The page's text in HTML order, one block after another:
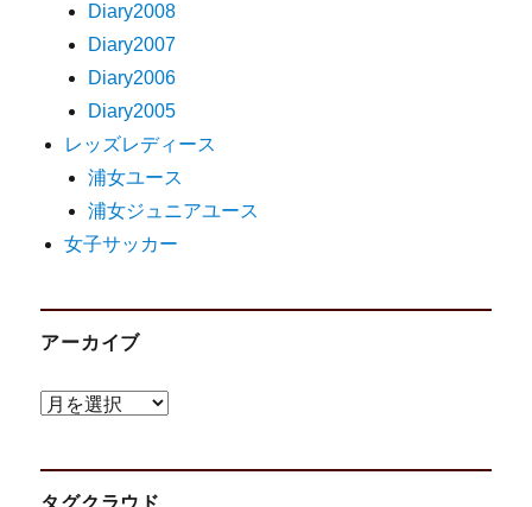
Diary2008
Diary2007
Diary2006
Diary2005
レッズレディース
浦女ユース
浦女ジュニアユース
女子サッカー
アーカイブ
ア
カ
イ